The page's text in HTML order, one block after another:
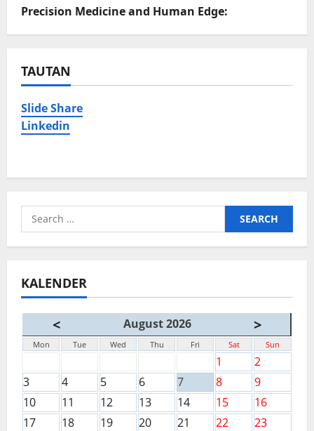
Precision Medicine and Human Edge:
TAUTAN
Slide Share
Linkedin
Search
for:
KALENDER
< August 2026 >
Mon Tue Wed Thu Fri Sat Sun
1
2
3
4 5 6 7 8
9
10
11 12 13 14 15
16
17
18 19 20 21 22
23